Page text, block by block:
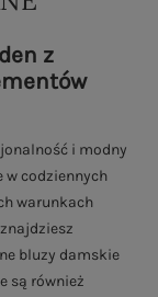
z
i modny
w codziennych
warunkach
bluzy damskie
są również